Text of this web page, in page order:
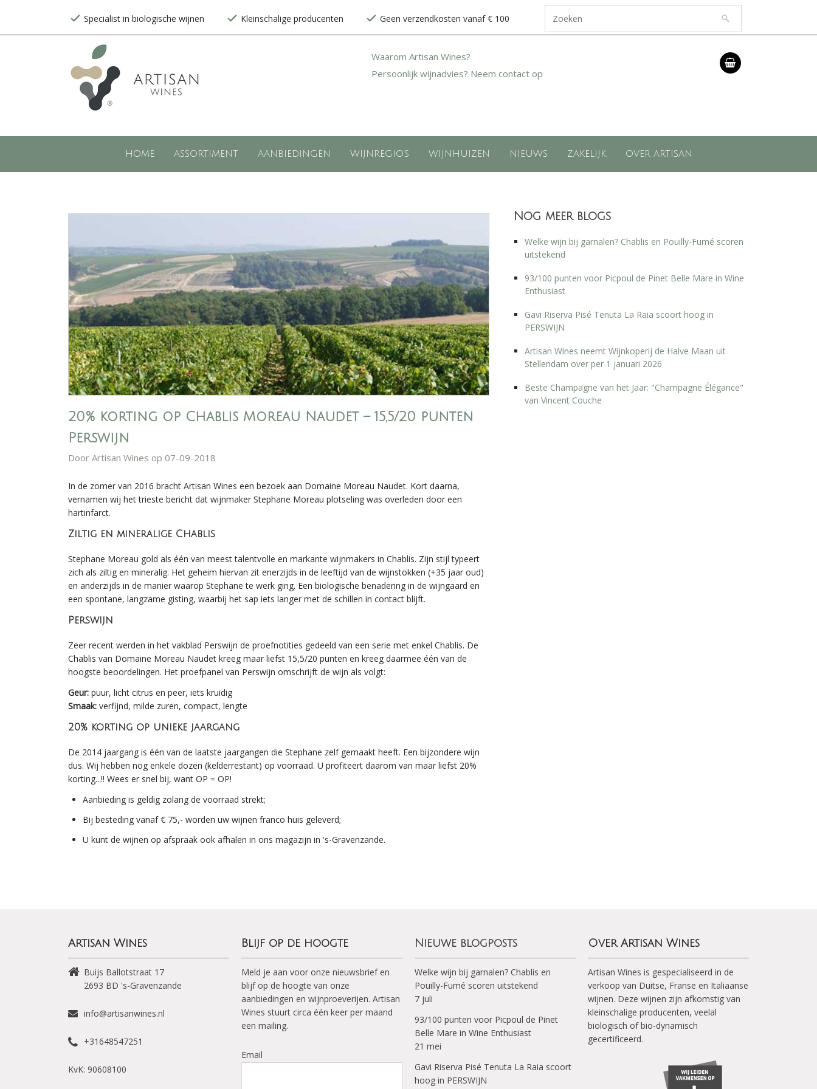
Specialist in biologische wijnen Kleinschalige producenten Geen verzendkosten vanaf € 100
Waarom Artisan Wines?
Persoonlijk wijnadvies? Neem contact op
HOME ASSORTIMENT AANBIEDINGEN WIJNREGIO'S WIJNHUIZEN NIEUWS ZAKELIJK OVER ARTISAN
20% korting op Chablis Moreau Naudet – 15,5/20 punten
Perswijn
Door Artisan Wines op 07-09-2018
In de zomer van 2016 bracht Artisan Wines een bezoek aan Domaine Moreau Naudet. Kort daarna,
vernamen wij het trieste bericht dat wijnmaker Stephane Moreau plotseling was overleden door een
hartinfarct.
Ziltig en mineralige Chablis
Stephane Moreau gold als één van meest talentvolle en markante wijnmakers in Chablis. Zijn stijl typeert
zich als ziltig en mineralig. Het geheim hiervan zit enerzijds in de leeftijd van de wijnstokken (+35 jaar oud)
en anderzijds in de manier waarop Stephane te werk ging. Een biologische benadering in de wijngaard en
een spontane, langzame gisting, waarbij het sap iets langer met de schillen in contact blijft.
Perswijn
Zeer recent werden in het vakblad Perswijn de proefnotities gedeeld van een serie met enkel Chablis. De
Chablis van Domaine Moreau Naudet kreeg maar liefst 15,5/20 punten en kreeg daarmee één van de
hoogste beoordelingen. Het proefpanel van Perswijn omschrijft de wijn als volgt:
Geur: puur, licht citrus en peer, iets kruidig
Smaak: verfijnd, milde zuren, compact, lengte
20% korting op unieke jaargang
De 2014 jaargang is één van de laatste jaargangen die Stephane zelf gemaakt heeft. Een bijzondere wijn
dus. Wij hebben nog enkele dozen (kelderrestant) op voorraad. U profiteert daarom van maar liefst 20%
korting...!! Wees er snel bij, want OP = OP!
Aanbieding is geldig zolang de voorraad strekt;
Bij besteding vanaf € 75,- worden uw wijnen franco huis geleverd;
U kunt de wijnen op afspraak ook afhalen in ons magazijn in 's-Gravenzande.
Nog meer blogs
Welke wijn bij garnalen? Chablis en Pouilly-Fumé scoren
uitstekend
93/100 punten voor Picpoul de Pinet Belle Mare in Wine
Enthusiast
Gavi Riserva Pisé Tenuta La Raia scoort hoog in
PERSWIJN
Artisan Wines neemt Wijnkoperij de Halve Maan uit
Stellendam over per 1 januari 2026
Beste Champagne van het Jaar: "Champagne Élégance"
van Vincent Couche
Artisan Wines
Buijs Ballotstraat 17
2693 BD 's-Gravenzande
info@artisanwines.nl
+31648547251
KvK: 90608100
Blijf op de hoogte
Meld je aan voor onze nieuwsbrief en
blijf op de hoogte van onze
aanbiedingen en wijnproeverijen. Artisan
Wines stuurt circa één keer per maand
een mailing.
Email
Nieuwe blogposts
Welke wijn bij garnalen? Chablis en
Pouilly-Fumé scoren uitstekend
7 juli
93/100 punten voor Picpoul de Pinet
Belle Mare in Wine Enthusiast
21 mei
Gavi Riserva Pisé Tenuta La Raia scoort
hoog in PERSWIJN
Over Artisan Wines
Artisan Wines is gespecialiseerd in de
verkoop van Duitse, Franse en Italiaanse
wijnen. Deze wijnen zijn afkomstig van
kleinschalige producenten, veelal
biologisch of bio-dynamisch
gecertificeerd.